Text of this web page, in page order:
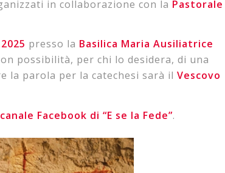
in collaborazione con la Pastorale
2025 presso la Basilica Maria Ausiliatrice
possibilità, per chi lo desidera, di una
la parola per la catechesi sarà il Vescovo
canale Facebook di “E se la Fede”.